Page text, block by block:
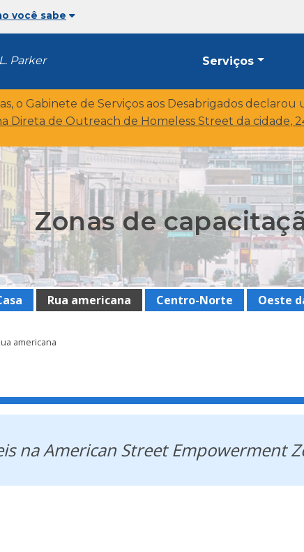
você sabe
Parker Serviços
o Gabinete de Serviços aos Desabrigados declarou
Direta de Outreach de Homeless Street da cidade,
Zonas de
Rua americana Centro-Norte Oeste
americana
na American Street Empowerment